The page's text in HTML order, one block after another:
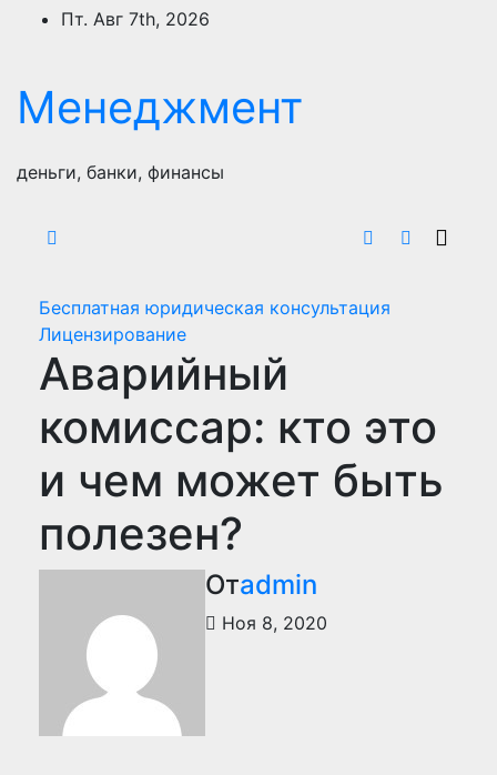
ПерейтиПт. Авг 7th, 2026
Менеджмент
деньги, банки, финансы
Бесплатная юридическая консультация
Лицензирование
Аварийный
комиссар: кто это
и чем может быть
полезен?
Отadmin
Ноя 8, 2020